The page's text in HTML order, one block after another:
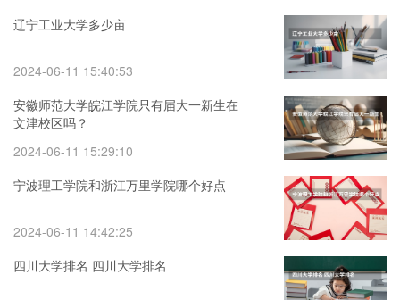
辽宁工业大学多少亩
2024-06-11 15:40:53
安徽师范大学皖江学院只有届大一新生在
文津校区吗？
2024-06-11 15:29:10
宁波理工学院和浙江万里学院哪个好点
2024-06-11 14:42:25
四川大学排名 四川大学排名